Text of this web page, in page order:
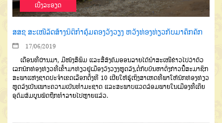
ເບີ່ງລະອຽດ
ສສຊ ສະເໜີລັດສ້າງນິຕິກຳຄຸ້ມຄອງວັງວຽງ ຫວັງທ່ອງທ່ຽວກັບມາຄຶກຄັກ
17/06/2019
ເດືອນທີ່ຜ່ານມາ, ມີໜັງສືພິມ ແລະສື່ສັງຄົມອອນລາຍໄດ້ນຳສະເໜີຂ່າວໄປວ່າຕົວ
ເລກນັກທ່ອງທ່ຽວທີ່ເຂົ້າມາທ່ຽວຢູ່ເມືອງວັງວຽງຫຼຸດລົງ,ຕໍ່ກັບບັນຫາດັ່ງກ່າວນີ້ສະມາຊິກ
ສະພາແຫ່ງຊາດປະຈຳເຂດເລືອກຕັ້ງທີ 10 ເຜີຍໃຫ້ຮູ້ເຖິງສາເຫດທີ່ພາໃຫ້ນັກທ່ອງທ່ຽວ
ຫຼຸດລົງເປັນເພາະຄວາມເປັນທຳມະຊາດ ແລະສະພາບແວດລ້ອມພາຍໃນເມືອງທີ່ເຄີຍ
ອຸດົມສົມບູນພັດຖືກທຳລາຍໄປຫຼາຍແລ້ວ.